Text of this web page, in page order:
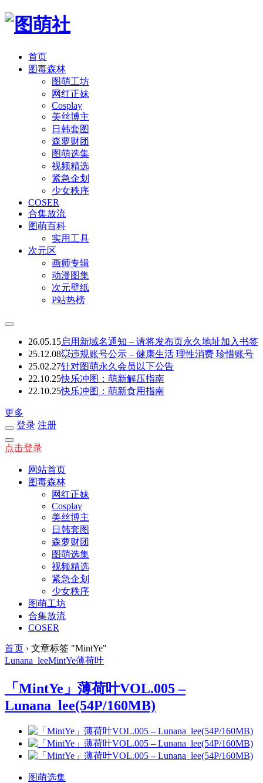
首页
图毒森林
图萌工坊
网红正妹
Cosplay
美丝博主
日韩套图
森萝财团
图萌选集
视频精选
紧急企划
少女秩序
COSER
合集放流
图萌百科
实用工具
次元区
画师专辑
动漫图集
次元壁纸
P站热榜
26.05.15启用新域名通知 – 请将发布页永久地址加入书签
25.12.08💥违规账号公示 – 健康生活 理性消费 珍惜账号
25.02.27针对图萌永久会员以下公告
22.10.25快乐冲图：萌新解压指南
22.10.25快乐冲图：萌新食用指南
更多
登录 注册
点击登录
网站首页
图毒森林
网红正妹
Cosplay
美丝博主
日韩套图
森萝财团
图萌选集
视频精选
紧急企划
少女秩序
图萌工坊
合集放流
COSER
首页 › 文章标签 "MintYe"
Lunana_leeMintYe薄荷叶
「MintYe」薄荷叶VOL.005 –
Lunana_lee(54P/160MB)
图萌选集